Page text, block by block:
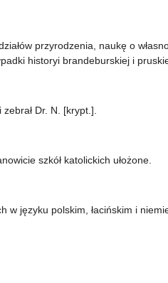
przyrodzenia, naukę o
historyi brandeburskiej i pruskiej
Dr. N. [krypt.].
szkół katolickich ułożone.
w języku polskim, łacińskim i